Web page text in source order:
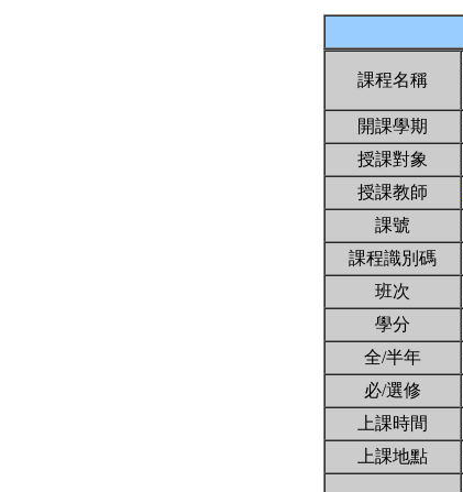
課程名稱
開課學期
授課對象
授課教師
課號
課程識別碼
班次
學分
全/半年
必/選修
上課時間
上課地點